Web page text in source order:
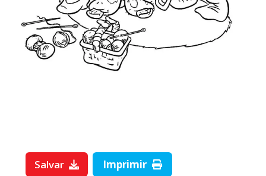
Salvar Imprimir